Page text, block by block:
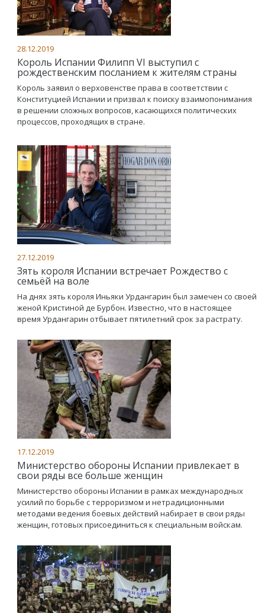
28.12.2019
Король Испании Филипп VI выступил с
рождественским посланием к жителям страны
Король заявил о верховенстве права в соответствии с
Конституцией Испании и призвал к поиску взаимопонимания
в решении сложных вопросов, касающихся политических
процессов, проходящих в стране.
27.12.2019
Зять короля Испании встречает Рождество с
семьёй на воле
На днях зять короля Иньяки Урдангарин был замечен со своей
женой Кристиной де Бурбон. Известно, что в настоящее
время Урдангарин отбывает пятилетний срок за растрату.
17.12.2019
Министерство обороны Испании привлекает в
свои ряды все больше женщин
Министерство обороны Испании в рамках международных
усилий по борьбе с терроризмом и нетрадиционными
методами ведения боевых действий набирает в свои ряды
женщин, готовых присоединиться к специальным войскам.